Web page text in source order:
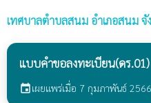
เทศบาลตำบลสนม อำเภอสนม
แบบคำขอลงทะเบียน(ดร.01)
eventเผยแพร่เมื่อ 7 กุมภาพันธ์ 2566